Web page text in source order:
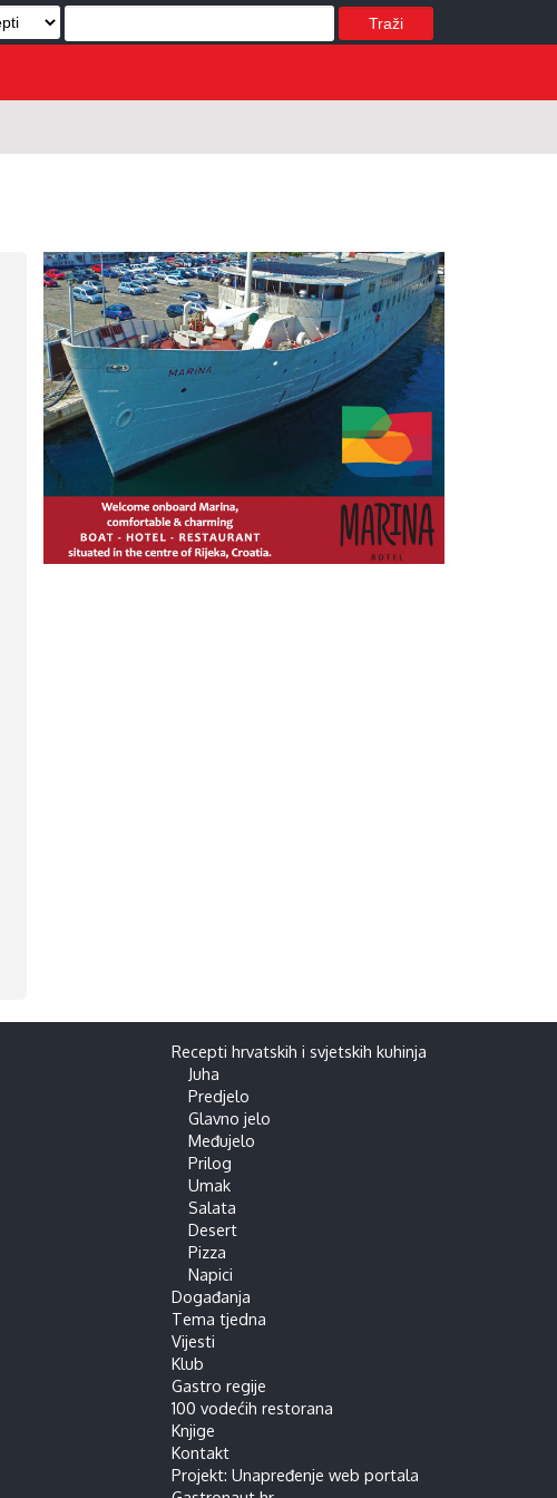
Traži
Recepti hrvatskih i svjetskih kuhinja
Juha
Predjelo
Glavno jelo
Međujelo
Prilog
Umak
Salata
Desert
Pizza
Napici
Događanja
Tema tjedna
Vijesti
Klub
Gastro regije
100 vodećih restorana
Knjige
Kontakt
Projekt: Unapređenje web portala